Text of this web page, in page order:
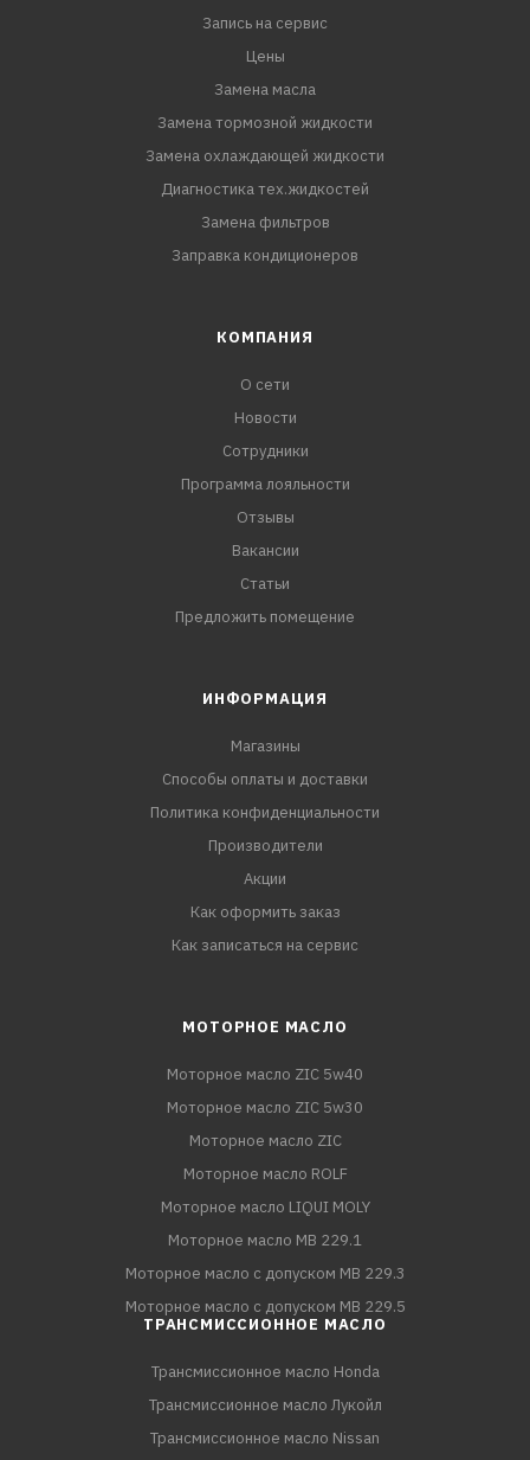
Запись на сервис
Цены
Замена масла
Замена тормозной жидкости
Замена охлаждающей жидкости
Диагностика тех.жидкостей
Замена фильтров
Заправка кондиционеров
КОМПАНИЯ
О сети
Новости
Сотрудники
Программа лояльности
Отзывы
Вакансии
Статьи
Предложить помещение
ИНФОРМАЦИЯ
Магазины
Способы оплаты и доставки
Политика конфиденциальности
Производители
Акции
Как оформить заказ
Как записаться на сервис
МОТОРНОЕ МАСЛО
Моторное масло ZIC 5w40
Моторное масло ZIC 5w30
Моторное масло ZIC
Моторное масло ROLF
Моторное масло LIQUI MOLY
Моторное масло MB 229.1
Моторное масло с допуском MB 229.3
Моторное масло с допуском MB 229.5
ТРАНСМИССИОННОЕ МАСЛО
Трансмиссионное масло Honda
Трансмиссионное масло Лукойл
Трансмиссионное масло Nissan